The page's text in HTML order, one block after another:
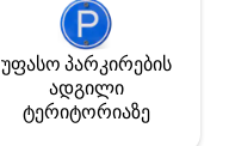
უფასო პარკირების
ადგილი
ტერიტორიაზე